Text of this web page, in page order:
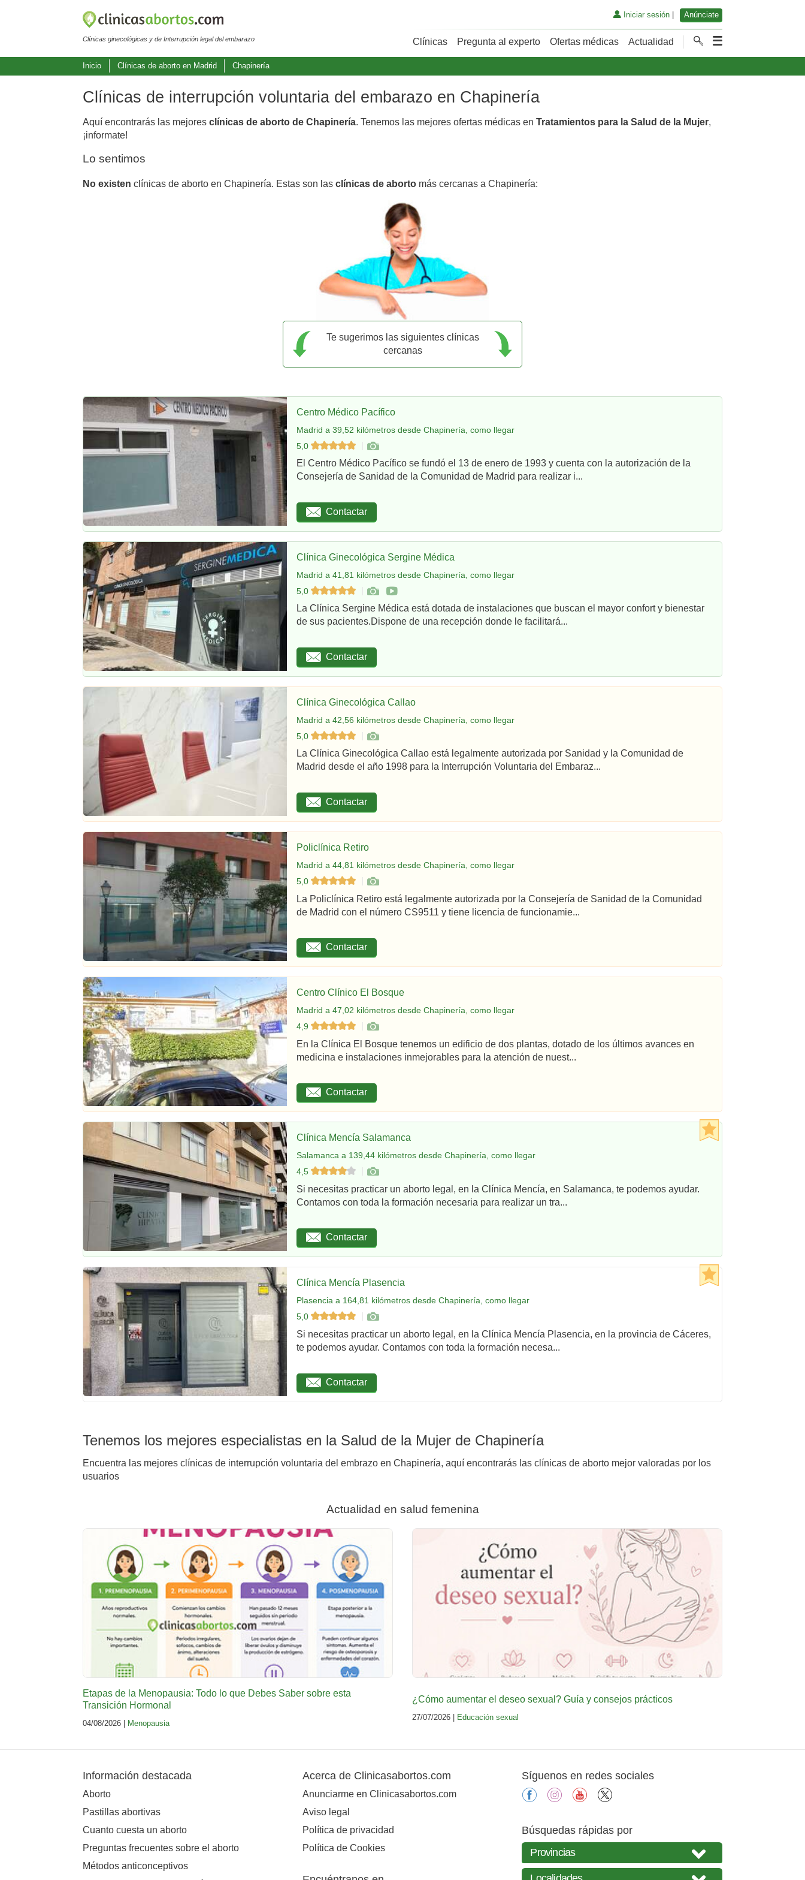
Clínicas ginecológicas y de Interrupción legal del embarazo
Iniciar sesión| Anúnciate
Clínicas Pregunta al experto Ofertas médicas Actualidad
Inicio Clínicas de aborto en Madrid Chapinería
Clínicas de interrupción voluntaria del embarazo en Chapinería
Aquí encontrarás las mejores clínicas de aborto de Chapinería. Tenemos las mejores ofertas médicas en Tratamientos para la Salud de la Mujer,
¡informate!
Lo sentimos
No existen clínicas de aborto en Chapinería. Estas son las clínicas de aborto más cercanas a Chapinería:
Te sugerimos las siguientes clínicas
cercanas
Centro Médico Pacífico
Madrid a 39,52 kilómetros desde Chapinería, como llegar
5,0
El Centro Médico Pacífico se fundó el 13 de enero de 1993 y cuenta con la autorización de la
Consejería de Sanidad de la Comunidad de Madrid para realizar i...
Contactar
Clínica Ginecológica Sergine Médica
Madrid a 41,81 kilómetros desde Chapinería, como llegar
5,0
La Clínica Sergine Médica está dotada de instalaciones que buscan el mayor confort y bienestar
de sus pacientes.Dispone de una recepción donde le facilitará...
Contactar
Clínica Ginecológica Callao
Madrid a 42,56 kilómetros desde Chapinería, como llegar
5,0
La Clínica Ginecológica Callao está legalmente autorizada por Sanidad y la Comunidad de
Madrid desde el año 1998 para la Interrupción Voluntaria del Embaraz...
Contactar
Policlínica Retiro
Madrid a 44,81 kilómetros desde Chapinería, como llegar
5,0
La Policlínica Retiro está legalmente autorizada por la Consejería de Sanidad de la Comunidad
de Madrid con el número CS9511 y tiene licencia de funcionamie...
Contactar
Centro Clínico El Bosque
Madrid a 47,02 kilómetros desde Chapinería, como llegar
4,9
En la Clínica El Bosque tenemos un edificio de dos plantas, dotado de los últimos avances en
medicina e instalaciones inmejorables para la atención de nuest...
Contactar
Clínica Mencía Salamanca
Salamanca a 139,44 kilómetros desde Chapinería, como llegar
4,5
Si necesitas practicar un aborto legal, en la Clínica Mencía, en Salamanca, te podemos ayudar.
Contamos con toda la formación necesaria para realizar un tra...
Contactar
Clínica Mencía Plasencia
Plasencia a 164,81 kilómetros desde Chapinería, como llegar
5,0
Si necesitas practicar un aborto legal, en la Clínica Mencía Plasencia, en la provincia de Cáceres,
te podemos ayudar. Contamos con toda la formación necesa...
Contactar
Tenemos los mejores especialistas en la Salud de la Mujer de Chapinería
Encuentra las mejores clínicas de interrupción voluntaria del embrazo en Chapinería, aquí encontrarás las clínicas de aborto mejor valoradas por los
usuarios
Actualidad en salud femenina
Etapas de la Menopausia: Todo lo que Debes Saber sobre esta
Transición Hormonal
04/08/2026 | Menopausia
¿Cómo aumentar el deseo sexual? Guía y consejos prácticos
27/07/2026 | Educación sexual
Información destacada
Aborto
Pastillas abortivas
Cuanto cuesta un aborto
Preguntas frecuentes sobre el aborto
Métodos anticonceptivos
Acerca de Clinicasabortos.com
Anunciarme en Clinicasabortos.com
Aviso legal
Política de privacidad
Política de Cookies
Síguenos en redes sociales
facebookinstagramyoutube
Búsquedas rápidas por